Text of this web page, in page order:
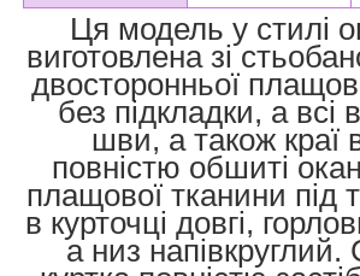
Ця модель у стилі
виготовлена зі
двосторонньої
без підкладки, а всі
шви, а також краї
повністю обшиті
плащової тканини під
в курточці довгі,
а низ